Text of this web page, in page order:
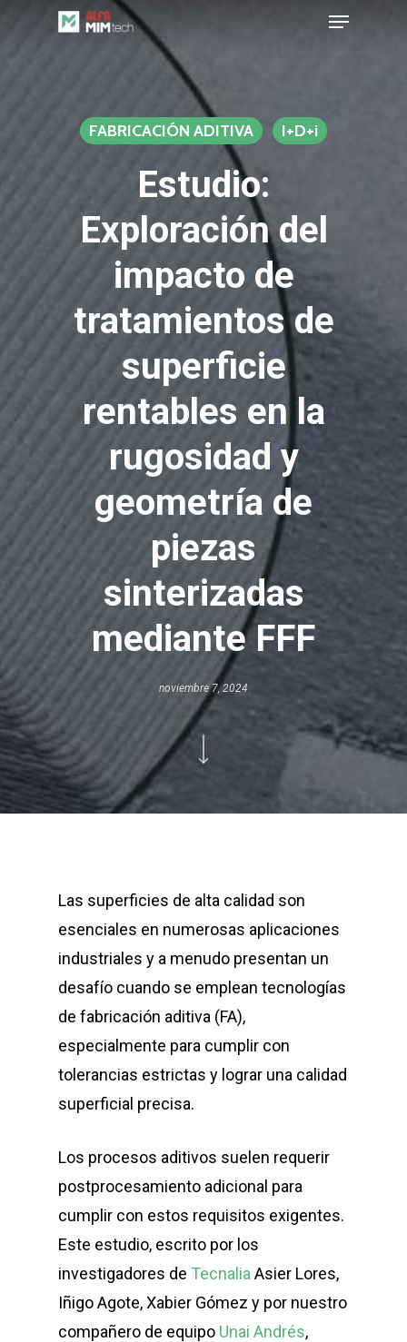
Menu
FABRICACIÓN ADITIVA I+D+i
Estudio:
Exploración del
impacto de
tratamientos de
superficie
rentables en la
rugosidad y
geometría de
piezas
sinterizadas
mediante FFF
noviembre 7, 2024
Las superficies de alta calidad son
esenciales en numerosas aplicaciones
industriales y a menudo presentan un
desafío cuando se emplean tecnologías
de fabricación aditiva (FA),
especialmente para cumplir con
tolerancias estrictas y lograr una calidad
superficial precisa.
Los procesos aditivos suelen requerir
postprocesamiento adicional para
cumplir con estos requisitos exigentes.
Este estudio, escrito por los
investigadores de Tecnalia Asier Lores,
Iñigo Agote, Xabier Gómez y por nuestro
compañero de equipo Unai Andrés,